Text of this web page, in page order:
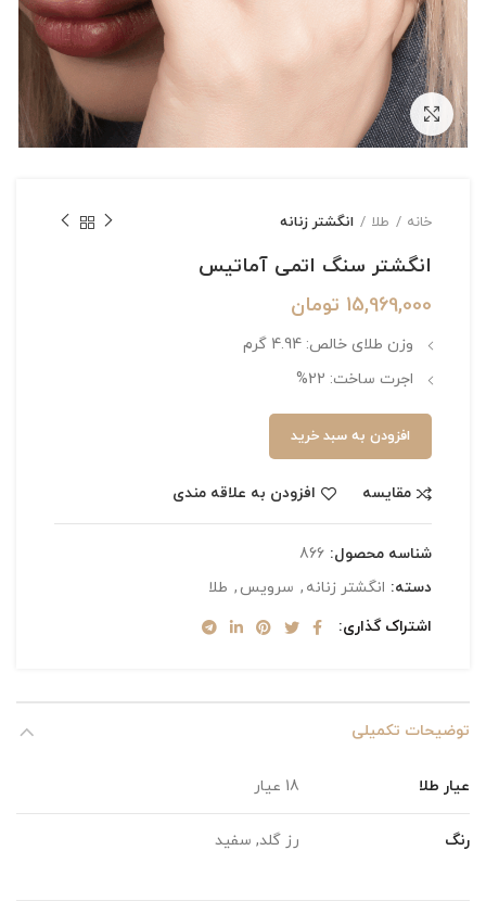
بزرگنمایی تصویر
خانه طلا انگشتر زنانه
انگشتر سنگ اتمی آماتیس
15,969,000 تومان
وزن طلای خالص: 4.94 گرم
اجرت ساخت: 22%
افزودن به سبد خرید
مقایسه افزودن به علاقه مندی
شناسه محصول: 866
دسته: انگشتر زنانه , سرویس , طلا
اشتراک گذاری
توضیحات تکمیلی
عیار طلا 18 عیار
رنگ رز گلد, سفید